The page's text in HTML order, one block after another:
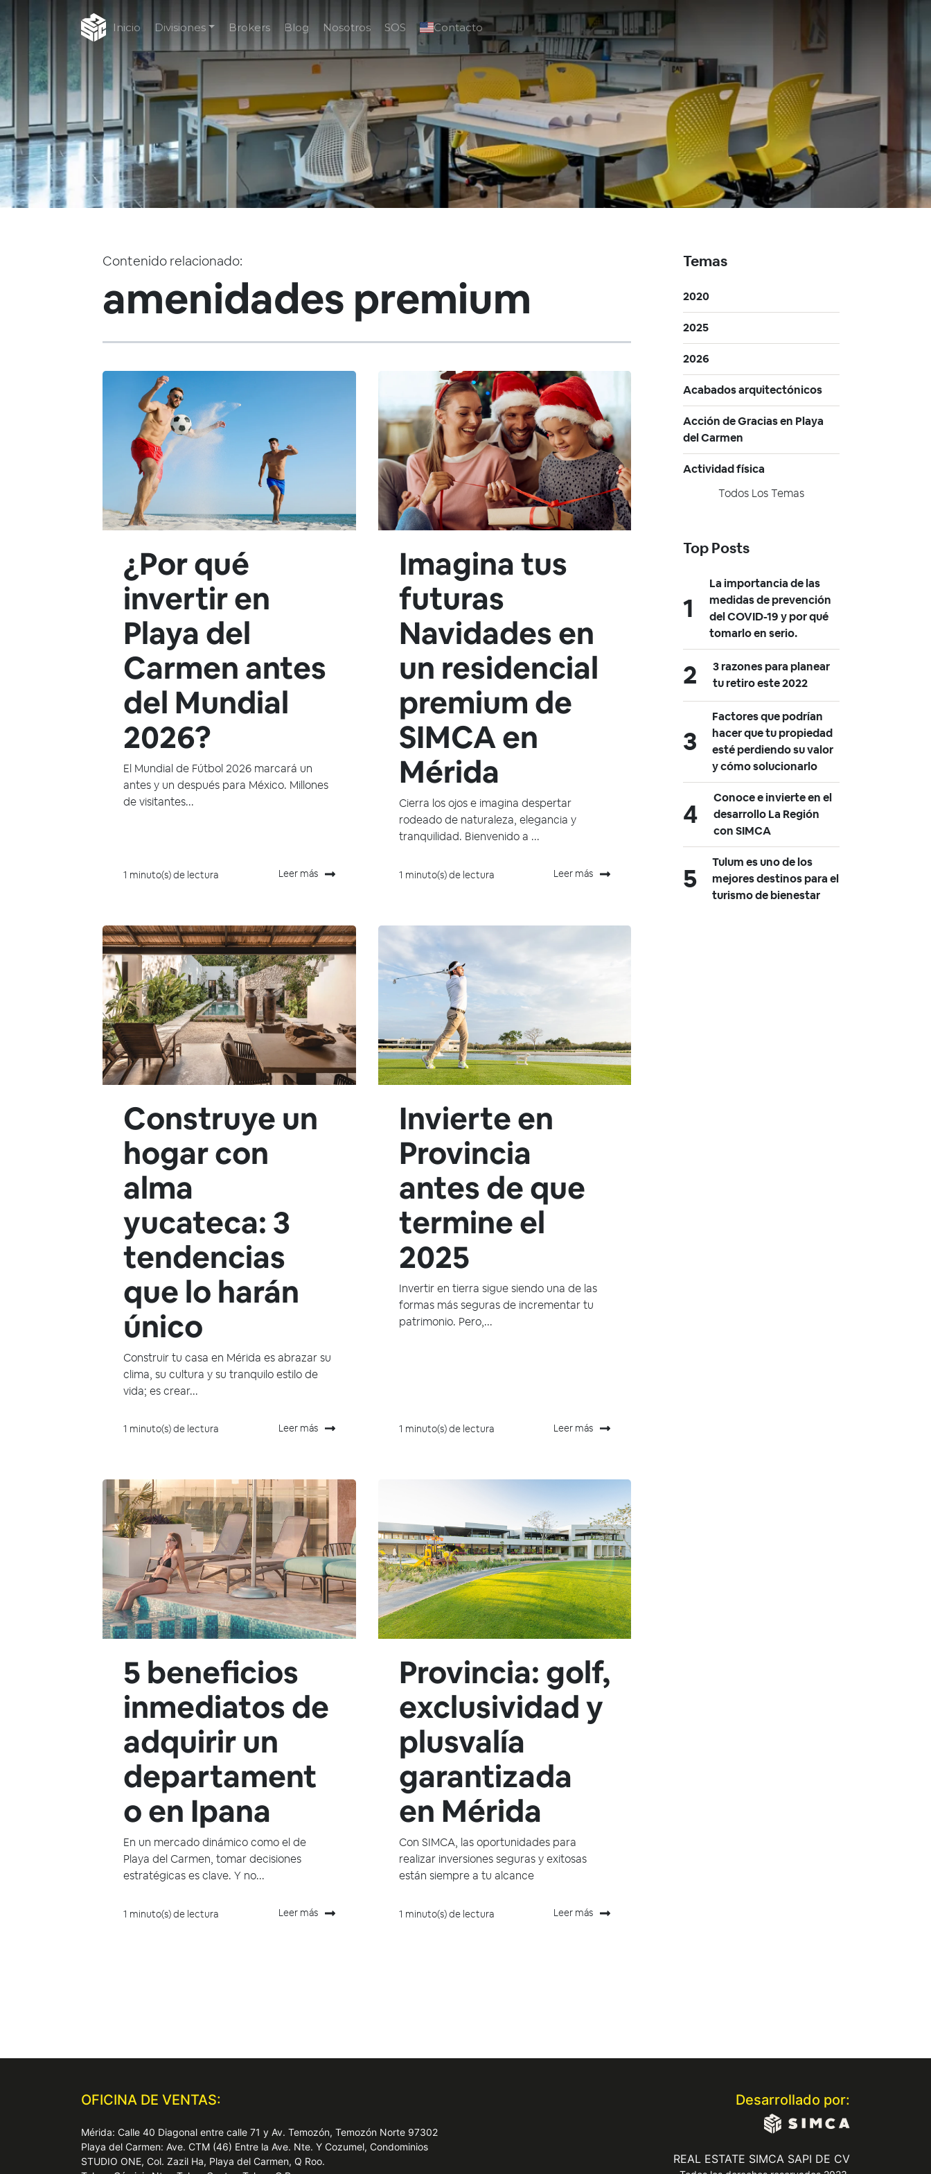
Inicio Divisiones Brokers Blog Nosotros SOS Contacto
Contenido relacionado:
amenidades premium
¿Por qué
invertir en
Playa del
Carmen antes
del Mundial
2026?
El Mundial de Fútbol 2026 marcará un
antes y un después para México. Millones
de visitantes...
1 minuto(s) de lectura Leer más
Imagina tus
futuras
Navidades en
un residencial
premium de
SIMCA en
Mérida
Cierra los ojos e imagina despertar
rodeado de naturaleza, elegancia y
tranquilidad. Bienvenido a ...
1 minuto(s) de lectura Leer más
Construye un
hogar con
alma
yucateca: 3
tendencias
que lo harán
único
Construir tu casa en Mérida es abrazar su
clima, su cultura y su tranquilo estilo de
vida; es crear...
1 minuto(s) de lectura Leer más
Invierte en
Provincia
antes de que
termine el
2025
Invertir en tierra sigue siendo una de las
formas más seguras de incrementar tu
patrimonio. Pero,...
1 minuto(s) de lectura Leer más
5 beneficios
inmediatos de
adquirir un
departament
o en Ipana
En un mercado dinámico como el de
Playa del Carmen, tomar decisiones
estratégicas es clave. Y no...
1 minuto(s) de lectura Leer más
Provincia: golf,
exclusividad y
plusvalía
garantizada
en Mérida
Con SIMCA, las oportunidades para
realizar inversiones seguras y exitosas
están siempre a tu alcance
1 minuto(s) de lectura Leer más
Temas
2020
2025
2026
Acabados arquitectónicos
Acción de Gracias en Playa
del Carmen
Actividad física
Todos Los Temas
Top Posts
La importancia de las
medidas de prevención
del COVID-19 y por qué
tomarlo en serio.
3 razones para planear
tu retiro este 2022
Factores que podrían
hacer que tu propiedad
esté perdiendo su valor
y cómo solucionarlo
Conoce e invierte en el
desarrollo La Región
con SIMCA
Tulum es uno de los
mejores destinos para el
turismo de bienestar
OFICINA DE VENTAS:
Mérida: Calle 40 Diagonal entre calle 71 y Av. Temozón, Temozón Norte 97302
Playa del Carmen: Ave. CTM (46) Entre la Ave. Nte. Y Cozumel, Condominios
STUDIO ONE, Col. Zazil Ha, Playa del Carmen, Q Roo.
Desarrollado por:
REAL ESTATE SIMCA SAPI DE CV